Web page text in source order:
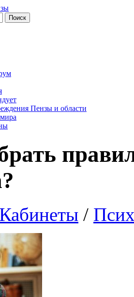
Пензы и области
Кабинеты /